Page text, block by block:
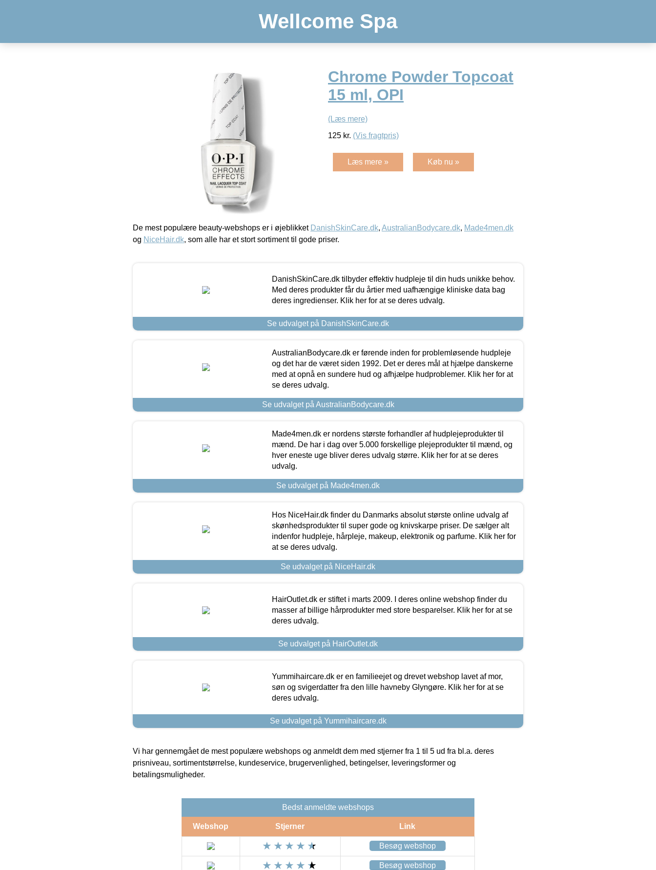
Wellcome Spa
Chrome Powder Topcoat
15 ml, OPI
(Læs mere)
125 kr. (Vis fragtpris)
Læs mere » Køb nu »
De mest populære beauty-webshops er i øjeblikket DanishSkinCare.dk, AustralianBodycare.dk, Made4men.dk
og NiceHair.dk, som alle har et stort sortiment til gode priser.
DanishSkinCare.dk tilbyder effektiv hudpleje til din huds unikke behov.
Med deres produkter får du årtier med uafhængige kliniske data bag
deres ingredienser. Klik her for at se deres udvalg.
Se udvalget på DanishSkinCare.dk
AustralianBodycare.dk er førende inden for problemløsende hudpleje
og det har de været siden 1992. Det er deres mål at hjælpe danskerne
med at opnå en sundere hud og afhjælpe hudproblemer. Klik her for at
se deres udvalg.
Se udvalget på AustralianBodycare.dk
Made4men.dk er nordens største forhandler af hudplejeprodukter til
mænd. De har i dag over 5.000 forskellige plejeprodukter til mænd, og
hver eneste uge bliver deres udvalg større. Klik her for at se deres
udvalg.
Se udvalget på Made4men.dk
Hos NiceHair.dk finder du Danmarks absolut største online udvalg af
skønhedsprodukter til super gode og knivskarpe priser. De sælger alt
indenfor hudpleje, hårpleje, makeup, elektronik og parfume. Klik her for
at se deres udvalg.
Se udvalget på NiceHair.dk
HairOutlet.dk er stiftet i marts 2009. I deres online webshop finder du
masser af billige hårprodukter med store besparelser. Klik her for at se
deres udvalg.
Se udvalget på HairOutlet.dk
Yummihaircare.dk er en familieejet og drevet webshop lavet af mor,
søn og svigerdatter fra den lille havneby Glyngøre. Klik her for at se
deres udvalg.
Se udvalget på Yummihaircare.dk
Vi har gennemgået de mest populære webshops og anmeldt dem med stjerner fra 1 til 5 ud fra bl.a. deres
prisniveau, sortimentstørrelse, kundeservice, brugervenlighed, betingelser, leveringsformer og
betalingsmuligheder.
Bedst anmeldte webshops
Webshop Stjerner Link
Besøg webshop
Besøg webshop